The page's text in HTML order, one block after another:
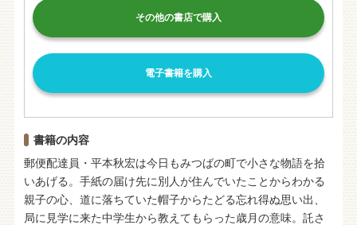
その他の書店で購入
電子書籍を購入
書籍の内容
郵便配達員・平本秋宏は今日もみつばの町で小さな物語を拾
いあげる。手紙の届け先に別人が住んでいたことからわかる
親子の心、道に落ちていた帽子からたどる忘れ得ぬ思い出、
局に見学に来た中学生から教えてもらった歳月の意味。託さ